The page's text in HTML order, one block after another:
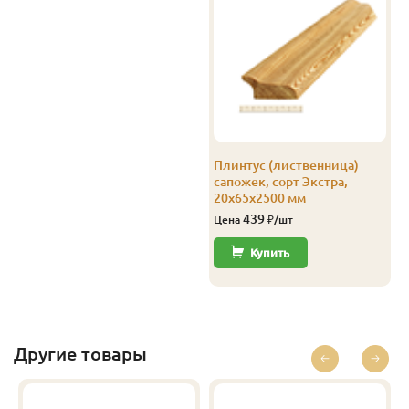
сможете узнать на нашем сайте либо у сотрудников
Плинтус (лиственница)
сапожек, сорт Экстра,
20х65х2500 мм
Цена 439 ₽/шт
Купить
Другие товары